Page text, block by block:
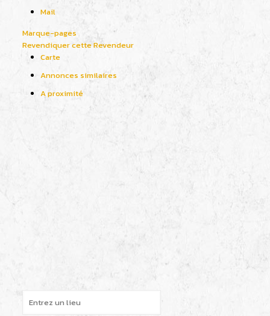
Mail
Marque-pages
Revendiquer cette Revendeur
Carte
Annonces similaires
A proximité